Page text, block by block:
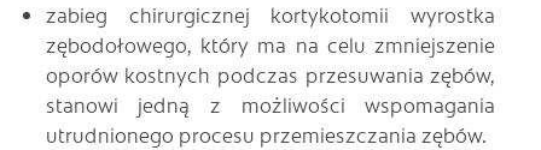
zabieg chirurgicznej kortykotomii wyrostka
zębodołowego, który ma na celu zmniejszenie
oporów kostnych podczas przesuwania zębów,
stanowi jedną z możliwości wspomagania
utrudnionego procesu przemieszczania zębów.